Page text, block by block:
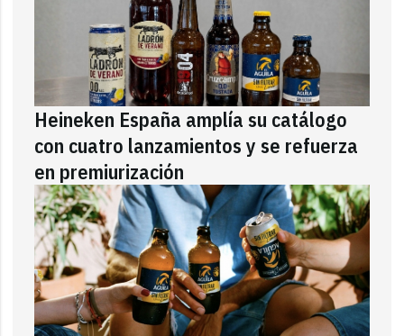
Heineken España amplía su catálogo
con cuatro lanzamientos y se refuerza
en premiurización